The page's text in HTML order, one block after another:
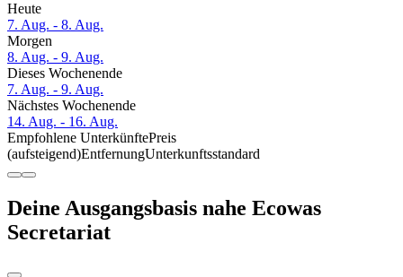
Heute
7. Aug. - 8. Aug.
Morgen
8. Aug. - 9. Aug.
Dieses Wochenende
7. Aug. - 9. Aug.
Nächstes Wochenende
14. Aug. - 16. Aug.
Empfohlene UnterkünftePreis
(aufsteigend)EntfernungUnterkunftsstandard
Deine Ausgangsbasis nahe Ecowas
Secretariat